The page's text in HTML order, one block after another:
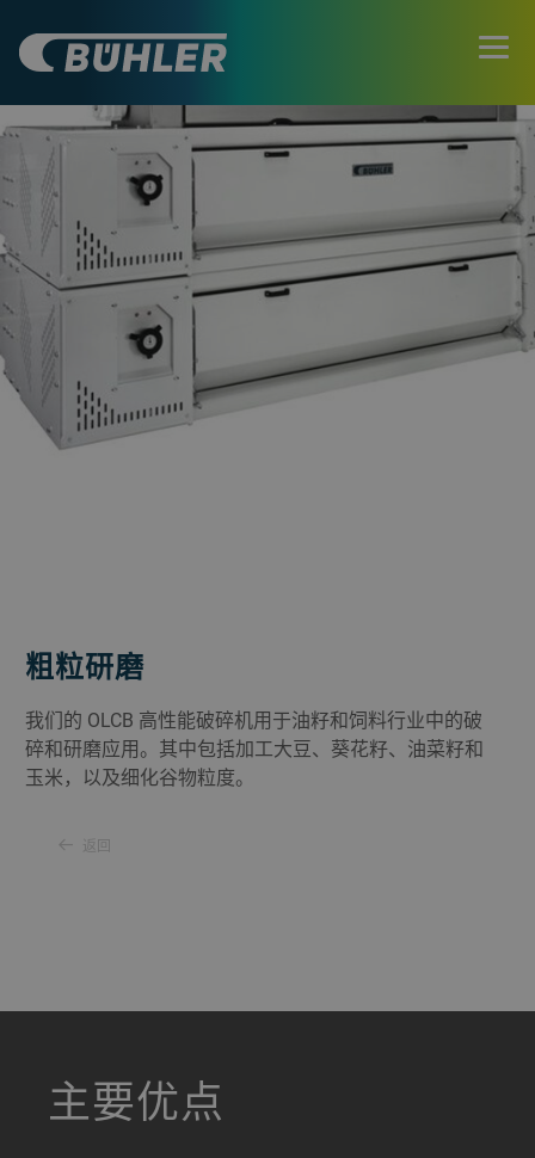
粗粒研磨
我们的 OLCB 高性能破碎机用于油籽和饲料行业中的破
碎和研磨应用。其中包括加工大豆、葵花籽、油菜籽和
玉米，以及细化谷物粒度。
返回
a decorative background image
主要优点